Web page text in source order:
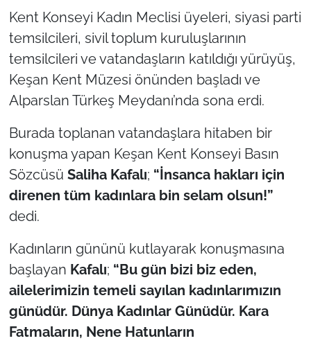
Kent Konseyi Kadın Meclisi üyeleri, siyasi parti
temsilcileri, sivil toplum kuruluşlarının
temsilcileri ve vatandaşların katıldığı yürüyüş,
Keşan Kent Müzesi önünden başladı ve
Alparslan Türkeş Meydanı’nda sona erdi.
Burada toplanan vatandaşlara hitaben bir
konuşma yapan Keşan Kent Konseyi Basın
Sözcüsü Saliha Kafalı; “İnsanca hakları için
direnen tüm kadınlara bin selam olsun!”
dedi.
Kadınların gününü kutlayarak konuşmasına
başlayan Kafalı; “Bu gün bizi biz eden,
ailelerimizin temeli sayılan kadınlarımızın
günüdür. Dünya Kadınlar Günüdür. Kara
Fatmaların, Nene Hatunların
TEKİRDAĞ
KIRKLARELİ
ÇANAKKALE
Bölge
Güvenlik
Genel
Politika
Flaş Haber
Dış Haberler